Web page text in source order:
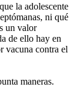
la adolescente
ni qué
un valor
de ello hay en
vacuna contra el
maneras.